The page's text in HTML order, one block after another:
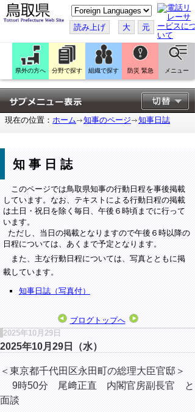
こ
の
ペ
ー
ジ
翻
訳
す
る
読み上げ 大 元
県外の方へ 分野で探す 組織で探す 防災 緊急 メニュー
現在の位置： ホーム 知事のページ 知事日誌
知事日誌
このページでは鳥取県知事の行動日程を事後掲載
しています。なお、テキストによる行動日程の掲載
は土日・祝日を除く毎日、午後６時頃までに行って
います。
ただし、当日の掲載となりますので午後６時以降の
日程については、あくまで予定となります。
また、主な行動日程については、写真とともに掲
載しています。
知事日誌（写真付）
ブログトップへ
2025年10月29日
2025年10月29日（水）
＜東京都千代田区永田町の総理大臣官邸＞
9時50分 尾﨑正直 内閣官房副長官 と
面談